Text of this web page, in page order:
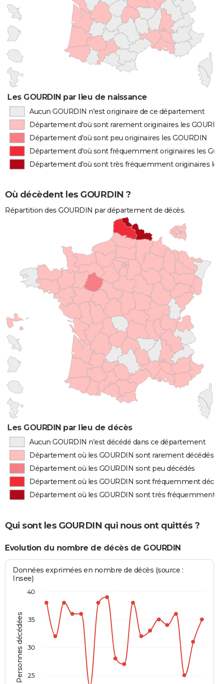
Les GOURDIN par lieu de naissance
Aucun GOURDIN n'est originaire de ce département
Département d'où sont rarement originaires les
Département d'où sont peu originaires les GOURDIN
Département d'où sont fréquemment originaires les
Département d'où sont très fréquemment originaires
Où décèdent les GOURDIN ?
Répartition des GOURDIN par département de décès.
Les GOURDIN par lieu de décès
Aucun GOURDIN n'est décédé dans ce département
Département où les GOURDIN sont rarement décédés
Département où les GOURDIN sont peu décédés
Département où les GOURDIN sont fréquemment
Département où les GOURDIN sont très fréquemment
Qui sont les GOURDIN qui nous ont quittés ?
Evolution du nombre de décès de GOURDIN
Personnes décédées
Données exprimées en nombre de décès (source :
Insee)
25
30
35
40